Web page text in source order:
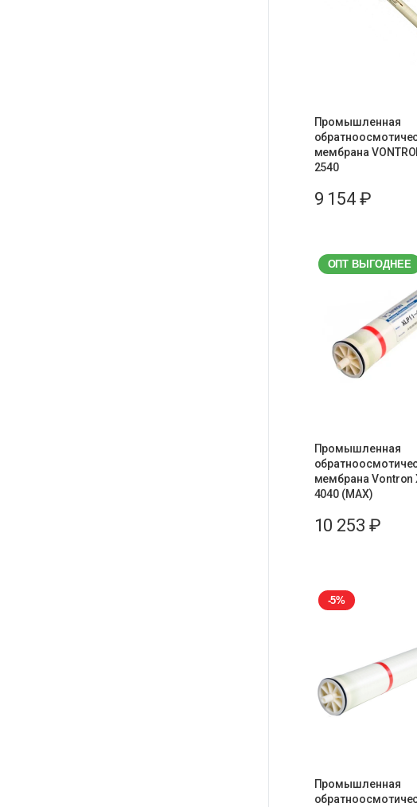
Промышленная
мембрана
2540
9 154₽
ОПТ ВЫГОДНЕЕ
Промышленная
мембрана Vontron
4040 (MAX)
10 253₽
-5%
Промышленная